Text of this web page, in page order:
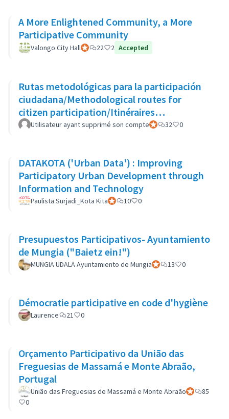
A More Enlightened Community, a More
Participative Community
Valongo City HallParticipant officiel
22 2 Accepted
Rutas metodológicas para la participación
ciudadana/Methodological routes for
citizen participation/Itinéraires
méthodologiques pour la participation
Utilisateur ayant supprimé son compteParticipant officiel
32 0
DATAKOTA ('Urban Data') : Improving
Participatory Urban Development through
Information and Technology
Paulista Surjadi_Kota KitaParticipant officiel
10 0
Presupuestos Participativos- Ayuntamiento
de Mungia ("Baietz ein!")
MUNGIA UDALA Ayuntamiento de MungiaParticipant officiel
13 0
Démocratie participative en code d'hygiène
Laurence 21 0
Orçamento Participativo da União das
Freguesias de Massamá e Monte Abraão,
Portugal
União das Freguesias de Massamá e Monte AbraãoParticipant
85
0